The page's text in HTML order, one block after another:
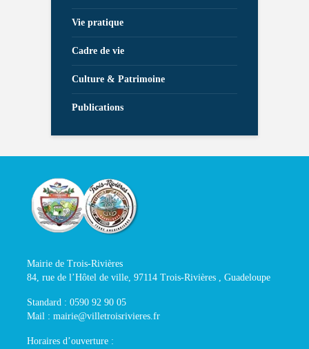
Vie pratique
Cadre de vie
Culture & Patrimoine
Publications
Mairie de Trois-Rivières
84, rue de l’Hôtel de ville, 97114 Trois-Rivières , Guadeloupe
Standard : 0590 92 90 05
Mail : mairie@villetroisrivieres.fr
Horaires d’ouverture :